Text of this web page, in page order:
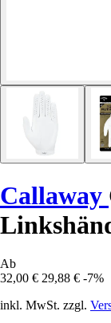
Callaway
Ab
32,00 € 29,88 € -7%
inkl. MwSt. zzgl.